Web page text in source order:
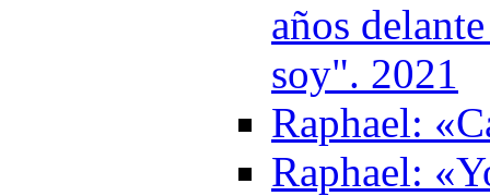
años
soy". 2021
Raphael:
Raphael: